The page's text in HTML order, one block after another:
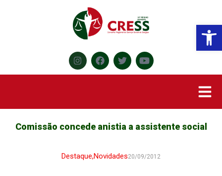
Comissão concede anistia a assistente social
Destaque,Novidades20/09/2012